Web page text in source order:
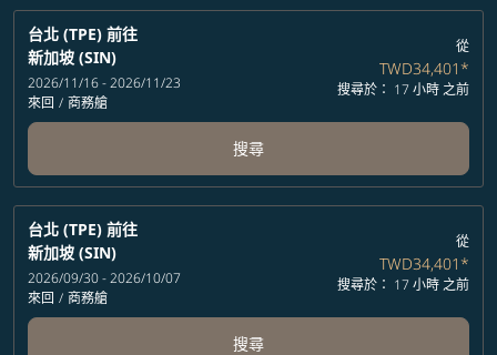
台北 (TPE) 前往
新加坡 (SIN)
2026/11/16 - 2026/11/23
來回 / 商務艙
從
TWD34,401*
搜尋於： 17 小時 之前
搜尋
台北 (TPE) 前往
新加坡 (SIN)
2026/09/30 - 2026/10/07
來回 / 商務艙
從
TWD34,401*
搜尋於： 17 小時 之前
搜尋